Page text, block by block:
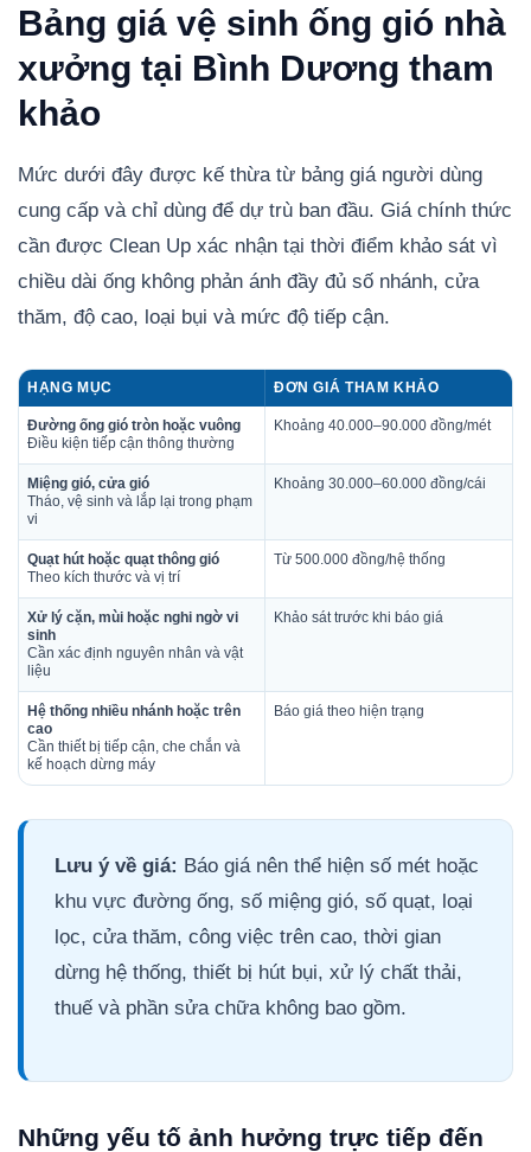
Bảng giá vệ sinh ống gió nhà
xưởng tại Bình Dương tham
khảo
Mức dưới đây được kế thừa từ bảng giá người dùng
cung cấp và chỉ dùng để dự trù ban đầu. Giá chính thức
cần được Clean Up xác nhận tại thời điểm khảo sát vì
chiều dài ống không phản ánh đầy đủ số nhánh, cửa
thăm, độ cao, loại bụi và mức độ tiếp cận.
HẠNG MỤC ĐƠN GIÁ THAM KHẢO
Đường ống gió tròn hoặc vuông
Điều kiện tiếp cận thông thường
Khoảng 40.000–90.000 đồng/mét
Miệng gió, cửa gió
Tháo, vệ sinh và lắp lại trong phạm
vi
Khoảng 30.000–60.000 đồng/cái
Quạt hút hoặc quạt thông gió
Theo kích thước và vị trí
Từ 500.000 đồng/hệ thống
Xử lý cặn, mùi hoặc nghi ngờ vi
sinh
Cần xác định nguyên nhân và vật
liệu
Khảo sát trước khi báo giá
Hệ thống nhiều nhánh hoặc trên
cao
Cần thiết bị tiếp cận, che chắn và
kế hoạch dừng máy
Báo giá theo hiện trạng
Lưu ý về giá: Báo giá nên thể hiện số mét hoặc
khu vực đường ống, số miệng gió, số quạt, loại
lọc, cửa thăm, công việc trên cao, thời gian
dừng hệ thống, thiết bị hút bụi, xử lý chất thải,
thuế và phần sửa chữa không bao gồm.
Những yếu tố ảnh hưởng trực tiếp đến